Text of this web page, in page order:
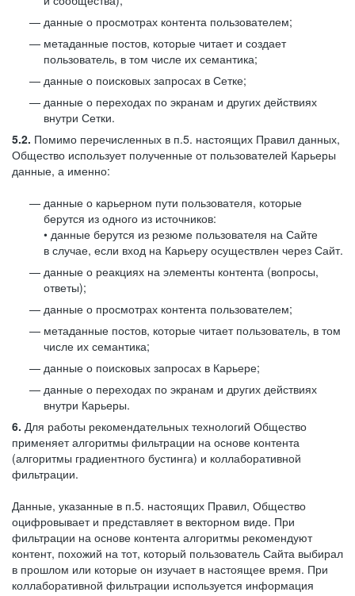
данные о просмотрах контента пользователем;
метаданные постов, которые читает и создает
пользователь, в том числе их семантика;
данные о поисковых запросах в Сетке;
данные о переходах по экранам и других действиях
внутри Сетки.
5.2. Помимо перечисленных в п.5. настоящих Правил данных,
Общество использует полученные от пользователей Карьеры
данные, а именно:
данные о карьерном пути пользователя, которые
берутся из одного из источников:
• данные берутся из резюме пользователя на Сайте
в случае, если вход на Карьеру осуществлен через Сайт.
данные о реакциях на элементы контента (вопросы,
ответы);
данные о просмотрах контента пользователем;
метаданные постов, которые читает пользователь, в том
числе их семантика;
данные о поисковых запросах в Карьере;
данные о переходах по экранам и других действиях
внутри Карьеры.
6. Для работы рекомендательных технологий Общество
применяет алгоритмы фильтрации на основе контента
(алгоритмы градиентного бустинга) и коллаборативной
фильтрации.
Данные, указанные в п.5. настоящих Правил, Общество
оцифровывает и представляет в векторном виде. При
фильтрации на основе контента алгоритмы рекомендуют
контент, похожий на тот, который пользователь Сайта выбирал
в прошлом или которые он изучает в настоящее время. При
коллаборативной фильтрации используется информация